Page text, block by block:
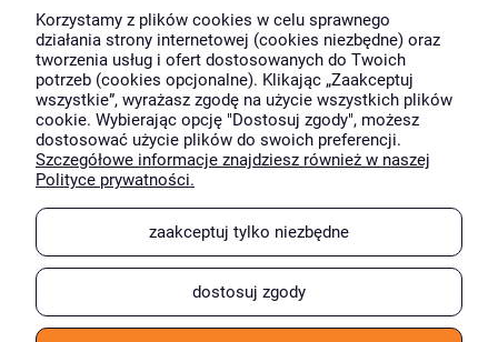
Moje konto
O firmie
Wyróżnili nas
Korzystamy z plików cookies w celu sprawnego
działania strony internetowej (cookies niezbędne) oraz
tworzenia usług i ofert dostosowanych do Twoich
potrzeb (cookies opcjonalne). Klikając „Zaakceptuj
wszystkie”, wyrażasz zgodę na użycie wszystkich plików
cookie. Wybierając opcję "Dostosuj zgody", możesz
dostosować użycie plików do swoich preferencji.
Szczegółowe informacje znajdziesz również w naszej
Polityce prywatności.
zaakceptuj tylko niezbędne
dostosuj zgody